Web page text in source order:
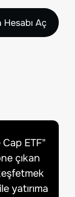
Hesabı Aç
ETF"
çıkan
yatırıma